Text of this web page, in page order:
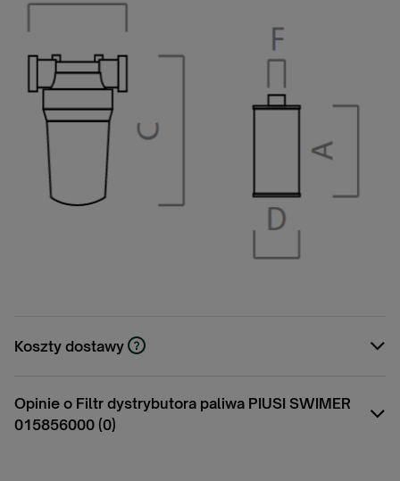
Koszty dostawy
Cena nie zawiera ewentualnych kosztów
Opinie o Filtr dystrybutora paliwa PIUSI SWIMER
015856000 (0)